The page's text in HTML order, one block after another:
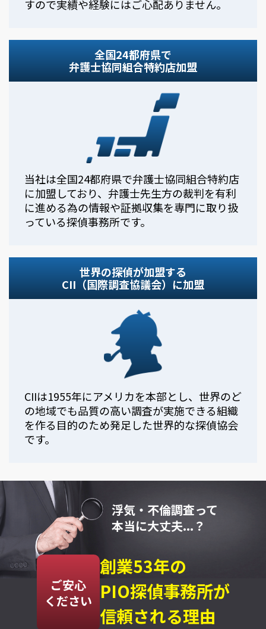
すので実績や経験にはご心配ありません。
全国24都府県で
弁護士協同組合特約店加盟
当社は全国24都府県で弁護士協同組合特約店
に加盟しており、弁護士先生方の裁判を有利
に進める為の情報や証拠収集を専門に取り扱
っている探偵事務所です。
世界の探偵が加盟する
CII（国際調査協議会）に加盟
CIIは1955年にアメリカを本部とし、世界のど
の地域でも品質の高い調査が実施できる組織
を作る目的のため発足した世界的な探偵協会
です。
浮気・不倫調査って
本当に大丈夫...？
ご安心
ください
創業53年の
PIO探偵事務所が
信頼される理由